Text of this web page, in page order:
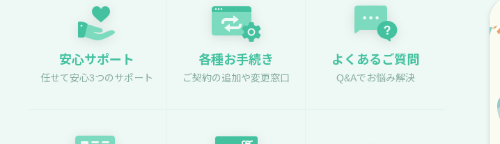
安心サポート
任せて安心3つのサポート
各種お手続き
ご契約の追加や変更窓口
よくあるご質問
Q&Aでお悩み解決